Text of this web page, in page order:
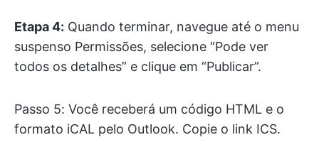
Etapa 4: Quando terminar, navegue até o menu
suspenso Permissões, selecione “Pode ver
todos os detalhes” e clique em “Publicar”.
Passo 5: Você receberá um código HTML e o
formato iCAL pelo Outlook. Copie o link ICS.